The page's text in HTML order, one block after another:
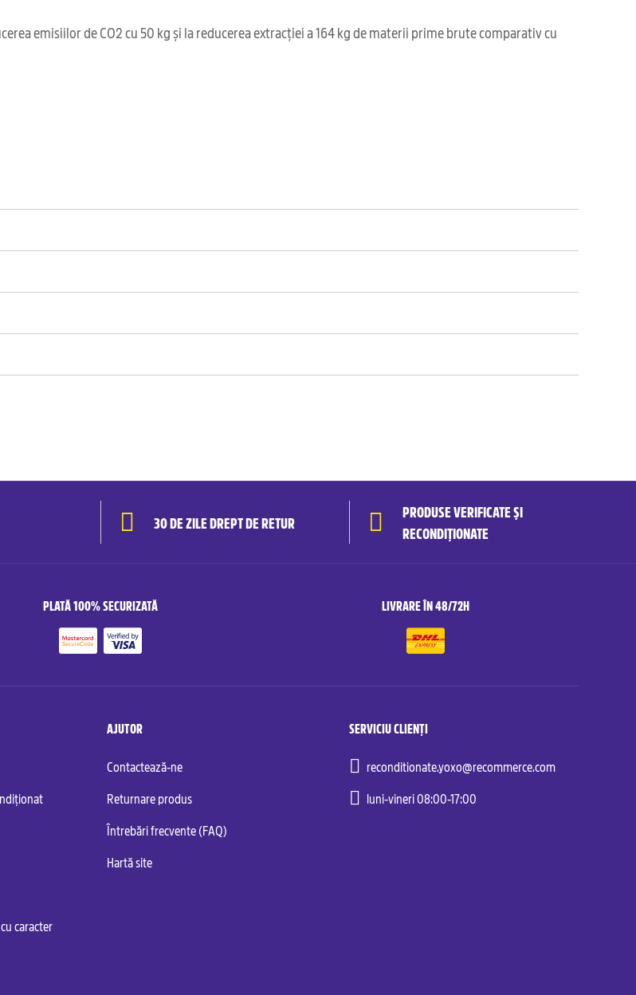
emisiilor de CO2 cu 50 kg și la reducerea extracției a 164 kg de materii prime brute comparativ cu
30 DE ZILE DREPT DE RETUR
PRODUSE VERIFICATE ȘI
RECONDIȚIONATE
PLATĂ 100% SECURIZATĂ LIVRARE ÎN 48/72H
caracter
AJUTOR
Contactează-ne
Returnare produs
Întrebări frecvente (FAQ)
Hartă site
SERVICIU CLIENȚI
reconditionate.yoxo@recommerce.com
luni-vineri 08:00-17:00